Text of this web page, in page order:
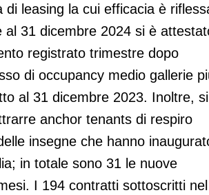
leasing la cui efficacia è
31 dicembre 2024 si è
registrato trimestre dopo
di occupancy medio gallerie
al 31 dicembre 2023. Inoltre,
anchor tenants di respiro
insegne che hanno
in totale sono 31 le nuove
I 194 contratti sottoscritti nel